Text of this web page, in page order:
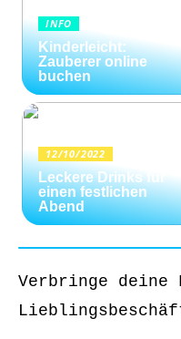
INFO
Kinderleicht:
Zauberer online
buchen
12/10/2022
Leckere Drinks für
einen festlichen
Abend
Verbringe